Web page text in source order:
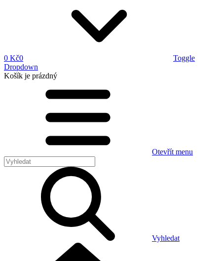
0 Kč0
Toggle
Dropdown
Košík je prázdný
Otevřít menu
Vyhledat